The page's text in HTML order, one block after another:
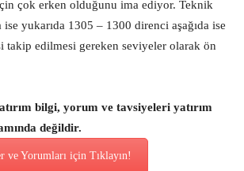
çok erken olduğunu ima ediyor. Teknik
ise yukarıda 1305 – 1300 direnci aşağıda ise
takip edilmesi gereken seviyeler olarak ön
bilgi, yorum ve tavsiyeleri yatırım
değildir.
ve Yorumları için Tıklayın!